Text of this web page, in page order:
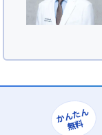
かんたん
無料